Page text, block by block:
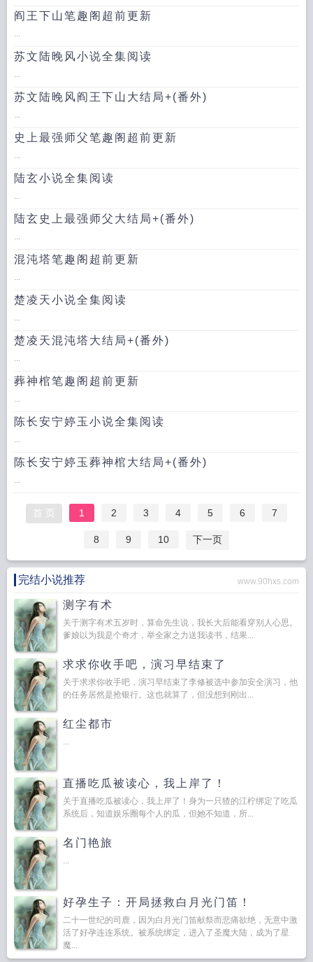
阎王下山笔趣阁超前更新
...
苏文陆晚风小说全集阅读
...
苏文陆晚风阎王下山大结局+(番外)
...
史上最强师父笔趣阁超前更新
...
陆玄小说全集阅读
...
陆玄史上最强师父大结局+(番外)
...
混沌塔笔趣阁超前更新
...
楚凌天小说全集阅读
...
楚凌天混沌塔大结局+(番外)
...
葬神棺笔趣阁超前更新
...
陈长安宁婷玉小说全集阅读
...
陈长安宁婷玉葬神棺大结局+(番外)
...
首 页 1 2 3 4 5 6 7
8 9 10 下一页
完结小说推荐 www.90hxs.com
测字有术
关于测字有术五岁时，算命先生说，我长大后能看穿别人心思。
爹娘以为我是个奇才，举全家之力送我读书，结果...
求求你收手吧，演习早结束了
关于求求你收手吧，演习早结束了李修被选中参加安全演习，他
的任务居然是抢银行。这也就算了，但没想到刚出...
红尘都市
...
直播吃瓜被读心，我上岸了！
关于直播吃瓜被读心，我上岸了！身为一只猹的江柠绑定了吃瓜
系统后，知道娱乐圈每个人的瓜，但她不知道，所...
名门艳旅
...
好孕生子：开局拯救白月光门笛！
二十一世纪的司鹿，因为白月光门笛献祭而悲痛欲绝，无意中激
活了好孕连连系统。被系统绑定，进入了圣魔大陆，成为了星
魔...